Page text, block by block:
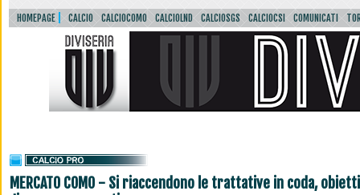
HOMEPAGE CALCIO CALCIOCOMO CALCIOLND CALCIOSGS CALCIOCSI COMUNICATI
MERCATO COMO - Si riaccendono le trattative in coda,